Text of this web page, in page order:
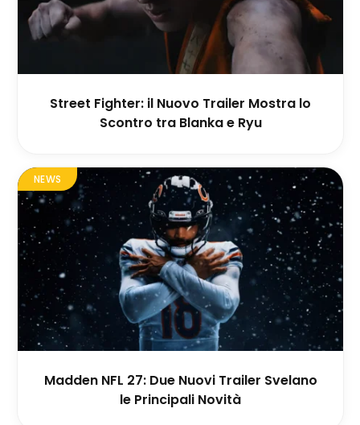
Street Fighter: il Nuovo Trailer Mostra lo
Scontro tra Blanka e Ryu
NEWS
Madden NFL 27: Due Nuovi Trailer Svelano
le Principali Novità